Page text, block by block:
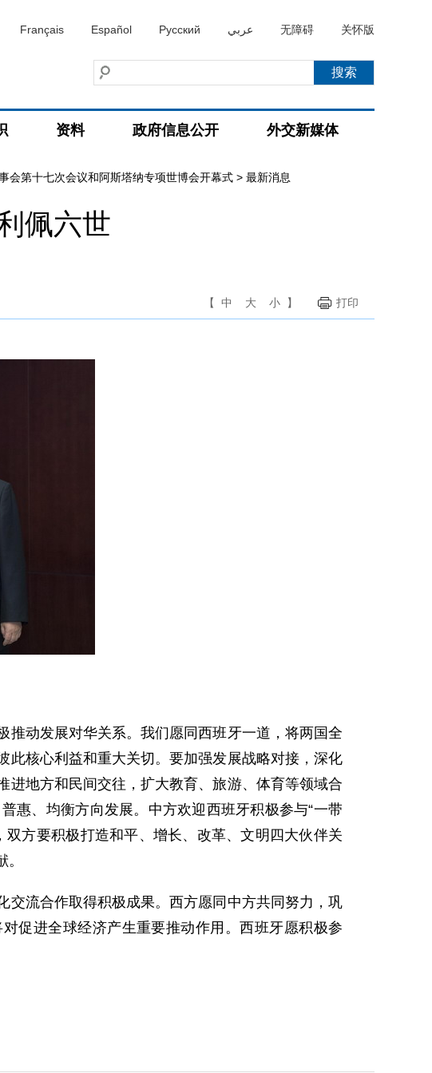
Français Español Русский عربي 无障碍 关怀版
资料 政府信息公开 外交新媒体
会第十七次会议和阿斯塔纳专项世博会开幕式 > 最新消息
佩六世
【 中 大 小 】 打印
动发展对华关系。我们愿同西班牙一道，将两国全
此核心利益和重大关切。要加强发展战略对接，深化
地方和民间交往，扩大教育、旅游、体育等领域合
惠、均衡方向发展。中方欢迎西班牙积极参与“一带
方要积极打造和平、增长、改革、文明四大伙伴关
流合作取得积极成果。西方愿同中方共同努力，巩
促进全球经济产生重要推动作用。西班牙愿积极参